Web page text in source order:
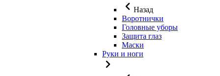
Назад
Воротнички
Головные уборы
Защита глаз
Маски
Руки и ноги